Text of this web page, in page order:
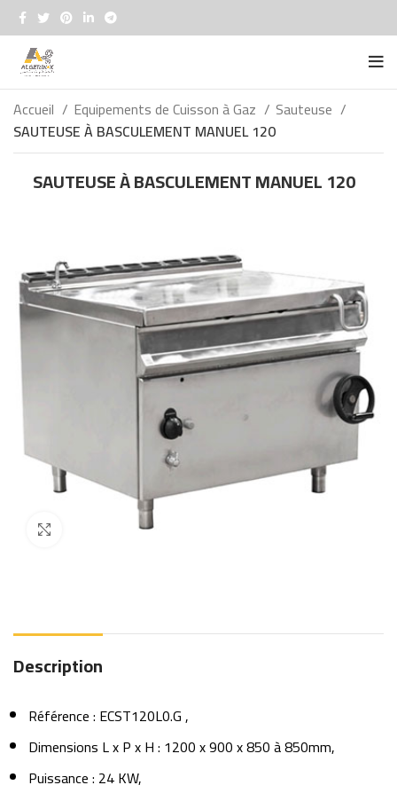
Accueil Equipements de Cuisson à Gaz
Sauteuse
SAUTEUSE À BASCULEMENT MANUEL 120
SAUTEUSE À BASCULEMENT MANUEL 120
Click to enlarge
Description
Référence : ECST120L0.G ,
Dimensions L x P x H : 1200 x 900 x 850 à 850mm,
Puissance : 24 KW,